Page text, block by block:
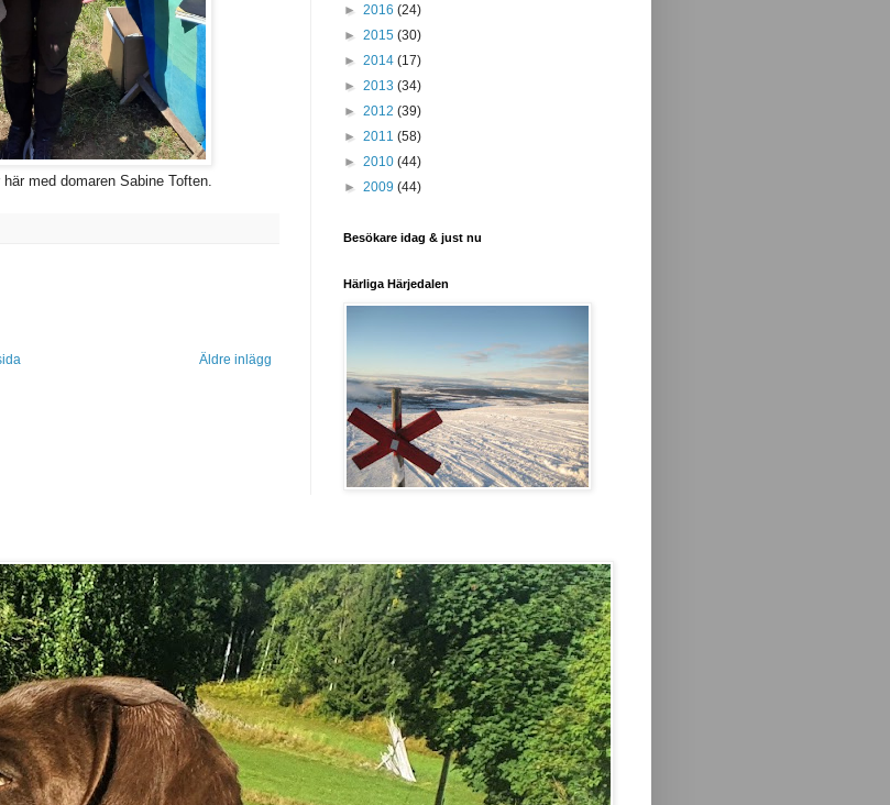
med domaren Sabine Toften.
Äldre inlägg
► 2016 (24)
► 2015 (30)
► 2014 (17)
► 2013 (34)
► 2012 (39)
► 2011 (58)
► 2010 (44)
► 2009 (44)
Besökare idag & just nu
Härliga Härjedalen